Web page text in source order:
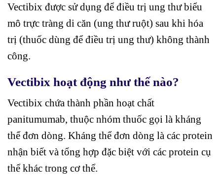
Vectibix được sử dụng để điều trị ung thư biểu
mô trực tràng di căn (ung thư ruột) sau khi hóa
trị (thuốc dùng để điều trị ung thư) không thành
công.
Vectibix hoạt động như thế nào?
Vectibix chứa thành phần hoạt chất
panitumumab, thuộc nhóm thuốc gọi là kháng
thể đơn dòng. Kháng thể đơn dòng là các protein
nhận biết và tổng hợp đặc biệt với các protein cụ
thể khác trong cơ thể.